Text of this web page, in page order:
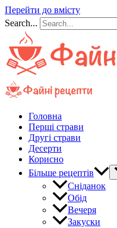
Перейти до вмісту
Search...
Головна
Перші страви
Другі страви
Десерти
Корисно
Більше рецептів
Сніданок
Обід
Вечеря
Закуски